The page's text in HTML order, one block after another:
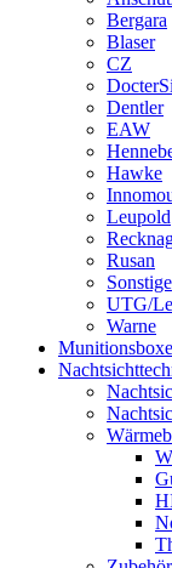
Bergara
Blaser
CZ
Dentler
EAW
Hawke
Leupold
Rusan
Sonstige
UTG/
Warne